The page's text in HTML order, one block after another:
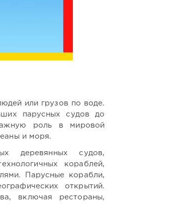
или грузов по воде.
парусных судов до
роль в мировой
и моря.
деревянных судов,
кораблей,
Парусные корабли,
открытий.
включая рестораны,